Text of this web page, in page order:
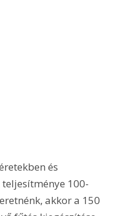
és
100-
akkor a 150